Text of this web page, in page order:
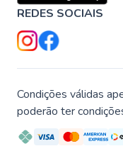
REDES SOCIAIS
Condições válidas
poderão ter